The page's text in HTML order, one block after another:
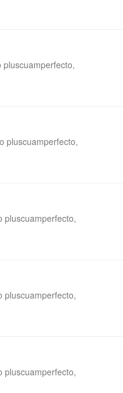
pluscuamperfecto,
pluscuamperfecto,
pluscuamperfecto,
pluscuamperfecto,
pluscuamperfecto,